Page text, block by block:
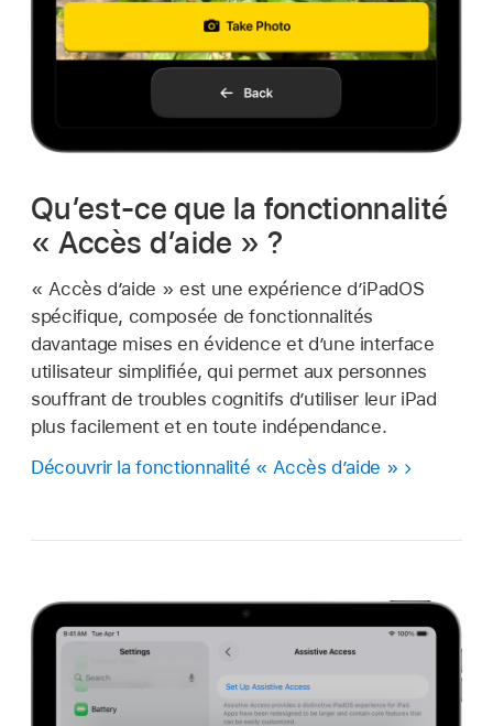
Qu’est-ce que la fonctionnalité
« Accès d’aide » ?
« Accès d’aide » est une expérience d’iPadOS
spécifique, composée de fonctionnalités
davantage mises en évidence et d’une interface
utilisateur simplifiée, qui permet aux personnes
souffrant de troubles cognitifs d’utiliser leur iPad
plus facilement et en toute indépendance.
Découvrir la fonctionnalité « Accès d’aide »